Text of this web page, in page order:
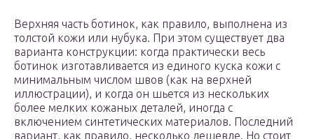
Верхняя часть ботинок, как правило, выполнена из
толстой кожи или нубука. При этом существует два
варианта конструкции: когда практически весь
ботинок изготавливается из единого куска кожи с
минимальным числом швов (как на верхней
иллюстрации), и когда он шьется из нескольких
более мелких кожаных деталей, иногда с
включением синтетических материалов. Последний
вариант, как правило, несколько дешевле. Но стоит